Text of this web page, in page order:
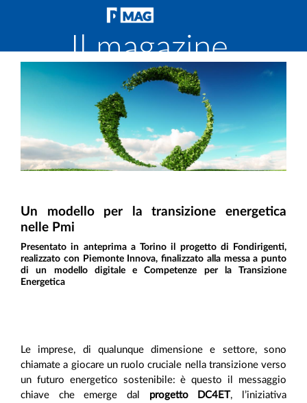
Il magazine
di
Fondirigenti
Un modello per la transizione energetica
nelle Pmi
Presentato in anteprima a Torino il progetto di Fondirigenti,
realizzato con Piemonte Innova, finalizzato alla messa a punto
di un modello digitale e Competenze per la Transizione
Energetica
Le imprese, di qualunque dimensione e settore, sono
chiamate a giocare un ruolo cruciale nella transizione verso
un futuro energetico sostenibile: è questo il messaggio
chiave che emerge dal progetto DC4ET, l’iniziativa